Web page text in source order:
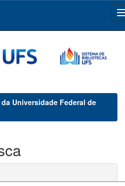
Universidade Federal de